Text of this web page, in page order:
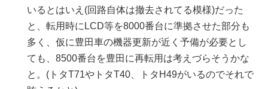
いるとはいえ(回路自体は撤去されてる模様)だった
と、転用時にLCD等を8000番台に準拠させた部分も
多く、仮に豊田車の機器更新が近く予備が必要とし
ても、8500番台を豊田に再転用は考えづらそうかな
と。(トタT71やトタT40、トタH49がいるのでそれで